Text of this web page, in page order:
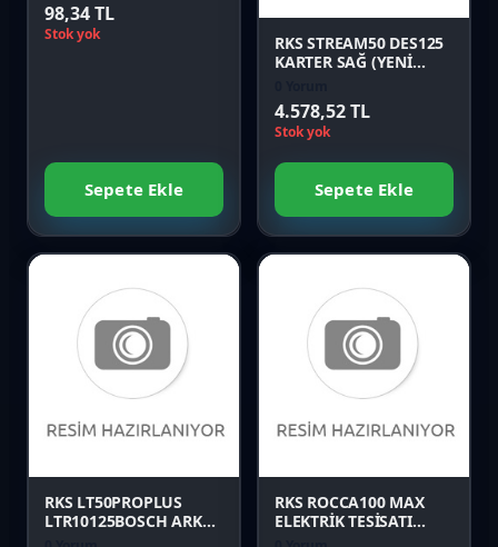
98,34 TL
Stok yok
Sepete Ekle
RKS STREAM50 DES125
KARTER SAĞ (YENİ
4.578,52 TL
Stok yok
Sepete Ekle
Favori
Karşılaştır
RKS LT50PROPLUS
LTR10125BOSCH ARKA
Favori
Karşılaştır
RKS ROCCA100 MAX
ELEKTRİK TESİSATI